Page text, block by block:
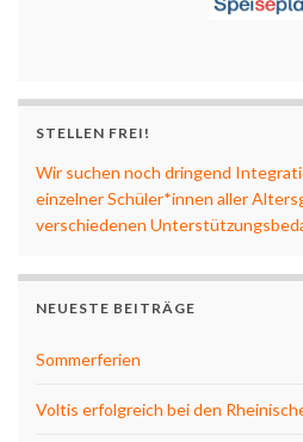
STELLEN FREI!
Wir suchen noch dringend
einzelner Schüler*innen aller
verschiedenen
NEUESTE BEITRÄGE
Sommerferien
Voltis erfolgreich bei den